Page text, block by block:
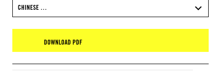
CHINESE …
DOWNLOAD PDF